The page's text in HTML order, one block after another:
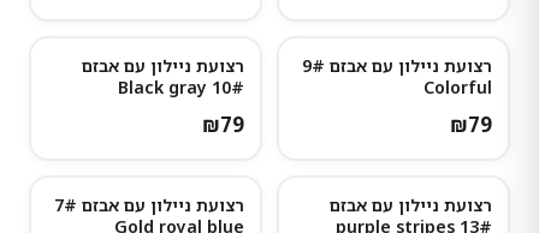
רצועת ניילון עם אבזם 9#
Colorful
₪79
רצועת ניילון עם אבזם
10# Black gray
₪79
נותרו מעט
רצועת ניילון עם אבזם
13# purple stripes
רצועת ניילון עם אבזם 7#
Gold royal blue